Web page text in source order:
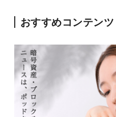
おすすめコンテンツ